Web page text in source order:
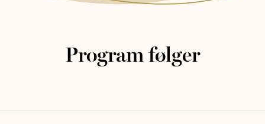
Program følger